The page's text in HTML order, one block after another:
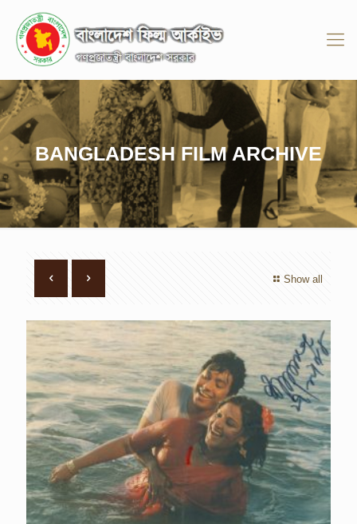
BANGLADESH FILM ARCHIVE
Show all